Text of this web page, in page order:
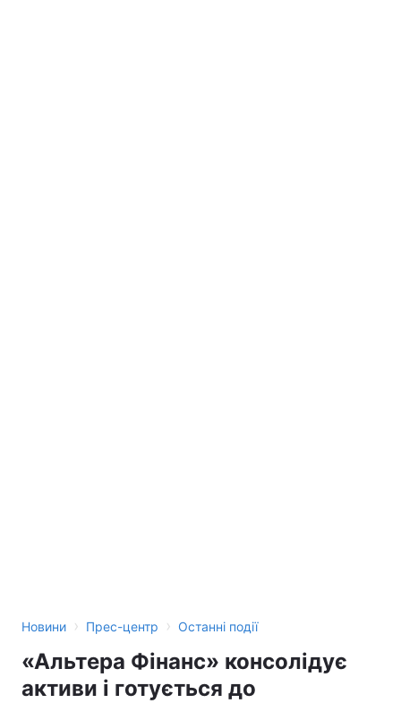
Новини › Прес-центр › Останні події
«Альтера Фінанс» консолідує
активи і готується до